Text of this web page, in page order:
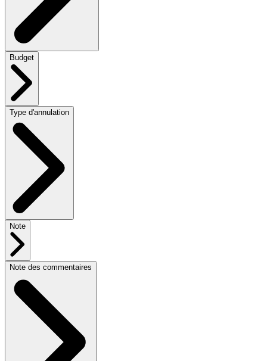
Budget
Type d'annulation
Note
Note des commentaires